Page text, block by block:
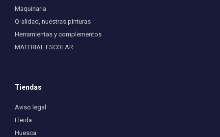
Maquinaria
Q-alidad, nuestras pinturas
Herramientas y complementos
MATERIAL ESCOLAR
Tiendas
Aviso legal
Lleida
Huesca